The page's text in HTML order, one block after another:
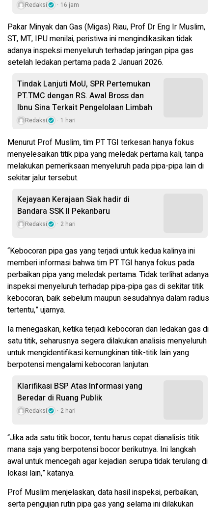
Redaksi 16 jam
Pakar Minyak dan Gas (Migas) Riau, Prof Dr Eng Ir Muslim,
ST, MT, IPU menilai, peristiwa ini mengindikasikan tidak
adanya inspeksi menyeluruh terhadap jaringan pipa gas
setelah ledakan pertama pada 2 Januari 2026.
Tindak Lanjuti MoU, SPR Pertemukan
PT.TMC dengan RS. Awal Bross dan
Ibnu Sina Terkait Pengelolaan Limbah
Redaksi 1 hari
Menurut Prof Muslim, tim PT TGI terkesan hanya fokus
menyelesaikan titik pipa yang meledak pertama kali, tanpa
melakukan pemeriksaan menyeluruh pada pipa-pipa lain di
sekitar jalur tersebut.
Kejayaan Kerajaan Siak hadir di
Bandara SSK II Pekanbaru
Redaksi 2 hari
“Kebocoran pipa gas yang terjadi untuk kedua kalinya ini
memberi informasi bahwa tim PT TGI hanya fokus pada
perbaikan pipa yang meledak pertama. Tidak terlihat adanya
inspeksi menyeluruh terhadap pipa-pipa gas di sekitar titik
kebocoran, baik sebelum maupun sesudahnya dalam radius
tertentu,” ujarnya.
Ia menegaskan, ketika terjadi kebocoran dan ledakan gas di
satu titik, seharusnya segera dilakukan analisis menyeluruh
untuk mengidentifikasi kemungkinan titik-titik lain yang
berpotensi mengalami kebocoran lanjutan.
Klarifikasi BSP Atas Informasi yang
Beredar di Ruang Publik
Redaksi 2 hari
“Jika ada satu titik bocor, tentu harus cepat dianalisis titik
mana saja yang berpotensi bocor berikutnya. Ini langkah
awal untuk mencegah agar kejadian serupa tidak terulang di
lokasi lain,” katanya.
Prof Muslim menjelaskan, data hasil inspeksi, perbaikan,
serta pengujian rutin pipa gas yang selama ini dilakukan